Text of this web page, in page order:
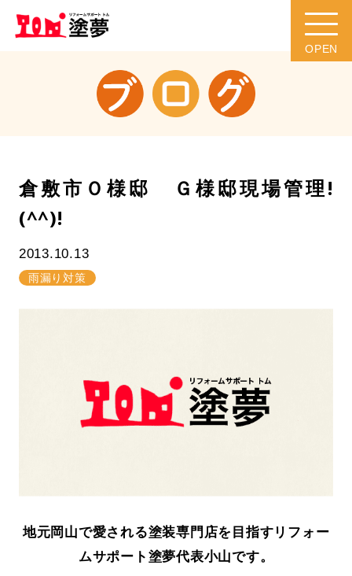
倉敷市Ｏ様邸 Ｇ様邸現場管理!
(^^)!
2013.10.13
雨漏り対策
地元岡山で愛される塗装専門店を目指すリフォー
ムサポート塗夢代表小山です。